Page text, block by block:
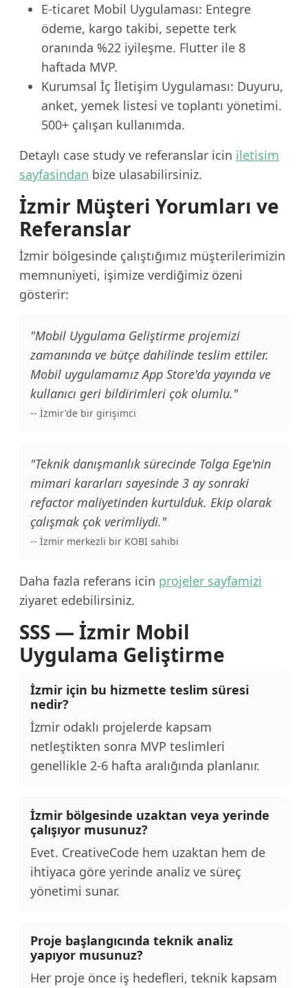
E-ticaret Mobil Uygulaması: Entegre
ödeme, kargo takibi, sepette terk
oranında %22 iyileşme. Flutter ile 8
haftada MVP.
Kurumsal İç İletişim Uygulaması: Duyuru,
anket, yemek listesi ve toplantı yönetimi.
500+ çalışan kullanımda.
Detaylı case study ve referanslar icin iletisim
sayfasindan bize ulasabilirsiniz.
İzmir Müşteri Yorumları ve
Referanslar
İzmir bölgesinde çalıştığımız müşterilerimizin
memnuniyeti, işimize verdiğimiz özeni
gösterir:
"Mobil Uygulama Geliştirme projemizi
zamanında ve bütçe dahilinde teslim ettiler.
Mobil uygulamamız App Store'da yayında ve
kullanıcı geri bildirimleri çok olumlu."
-- İzmir'de bir girişimci
"Teknik danışmanlık sürecinde Tolga Ege'nin
mimari kararları sayesinde 3 ay sonraki
refactor maliyetinden kurtulduk. Ekip olarak
çalışmak çok verimliydi."
-- İzmir merkezli bir KOBI sahibi
Daha fazla referans icin projeler sayfamizi
ziyaret edebilirsiniz.
SSS — İzmir Mobil
Uygulama Geliştirme
İzmir için bu hizmette teslim süresi
nedir?
İzmir odaklı projelerde kapsam
netleştikten sonra MVP teslimleri
genellikle 2-6 hafta aralığında planlanır.
İzmir bölgesinde uzaktan veya yerinde
çalışıyor musunuz?
Evet. CreativeCode hem uzaktan hem de
ihtiyaca göre yerinde analiz ve süreç
yönetimi sunar.
Proje başlangıcında teknik analiz
yapıyor musunuz?
Her proje önce iş hedefleri, teknik kapsam